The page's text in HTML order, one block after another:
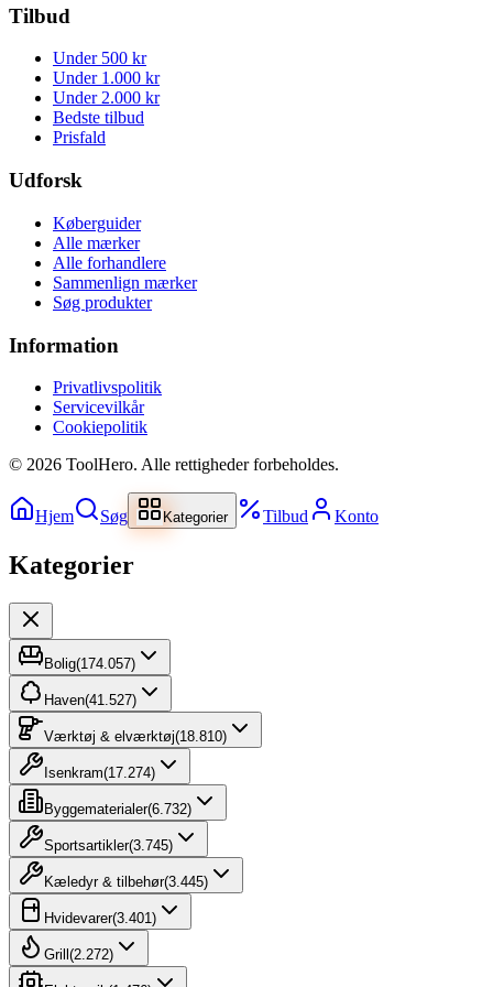
Tilbud
Under 500 kr
Under 1.000 kr
Under 2.000 kr
Bedste tilbud
Prisfald
Udforsk
Køberguider
Alle mærker
Alle forhandlere
Sammenlign mærker
Søg produkter
Information
Privatlivspolitik
Servicevilkår
Cookiepolitik
© 2026 ToolHero. Alle rettigheder forbeholdes.
Hjem Søg Kategorier Tilbud Konto
Kategorier
Bolig(174.057)
Haven(41.527)
Værktøj & elværktøj(18.810)
Isenkram(17.274)
Byggematerialer(6.732)
Sportsartikler(3.745)
Kæledyr & tilbehør(3.445)
Hvidevarer(3.401)
Grill (2.272)